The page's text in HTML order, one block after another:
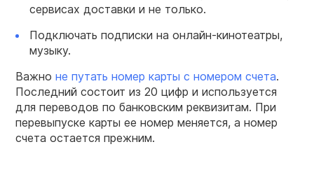
сервисах доставки и не только.
Подключать подписки на онлайн-кинотеатры,
музыку.
Важно не путать номер карты с номером счета.
Последний состоит из 20 цифр и используется
для переводов по банковским реквизитам. При
перевыпуске карты ее номер меняется, а номер
счета остается прежним.